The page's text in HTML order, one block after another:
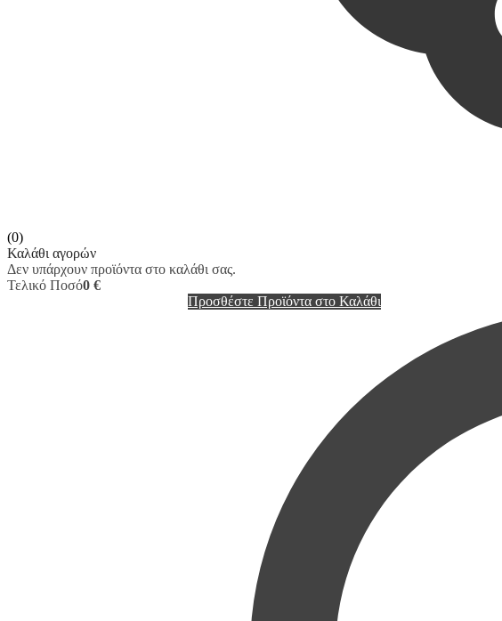
(0)
Καλάθι αγορών
Δεν υπάρχουν προϊόντα στο καλάθι σας.
Τελικό Ποσό0 €
Προσθέστε Προϊόντα στο Καλάθι